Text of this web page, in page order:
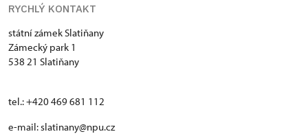
RYCHLÝ KONTAKT
státní zámek Slatiňany
Zámecký park 1
538 21 Slatiňany
tel.: +420 469 681 112
e-mail: slatinany@npu.cz